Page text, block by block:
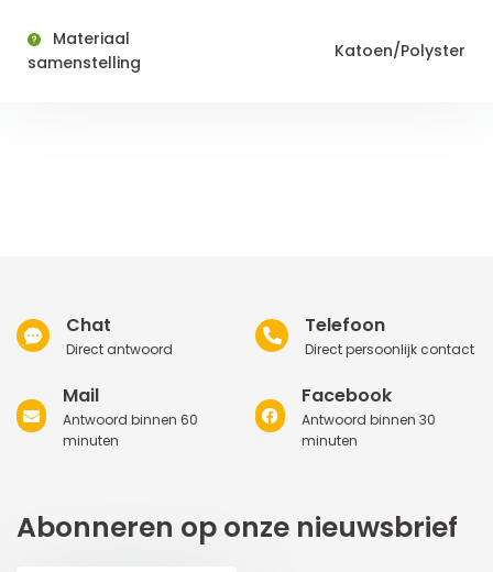
Materiaal
samenstelling
Katoen/Polyster
Chat
Direct antwoord
Telefoon
Direct persoonlijk contact
Mail
Antwoord binnen 60
minuten
Facebook
Antwoord binnen 30
minuten
Abonneren op onze nieuwsbrief